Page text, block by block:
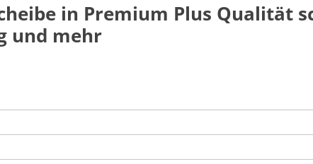
in Premium Plus Qualität
und mehr